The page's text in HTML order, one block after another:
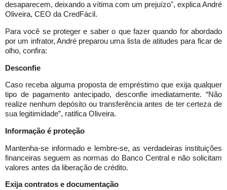
desaparecem, deixando a vítima com um prejuízo", explica André
Oliveira, CEO da CredFácil.
Para você se proteger e saber o que fazer quando for abordado
por um infrator, André preparou uma lista de atitudes para ficar de
olho, confira:
Desconfie
Caso receba alguma proposta de empréstimo que exija qualquer
tipo de pagamento antecipado, desconfie imediatamente. “Não
realize nenhum depósito ou transferência antes de ter certeza de
sua legitimidade”, ratifica Oliveira.
Informação é proteção
Mantenha-se informado e lembre-se, as verdadeiras instituições
financeiras seguem as normas do Banco Central e não solicitam
valores antes da liberação de crédito.
Exija contratos e documentação